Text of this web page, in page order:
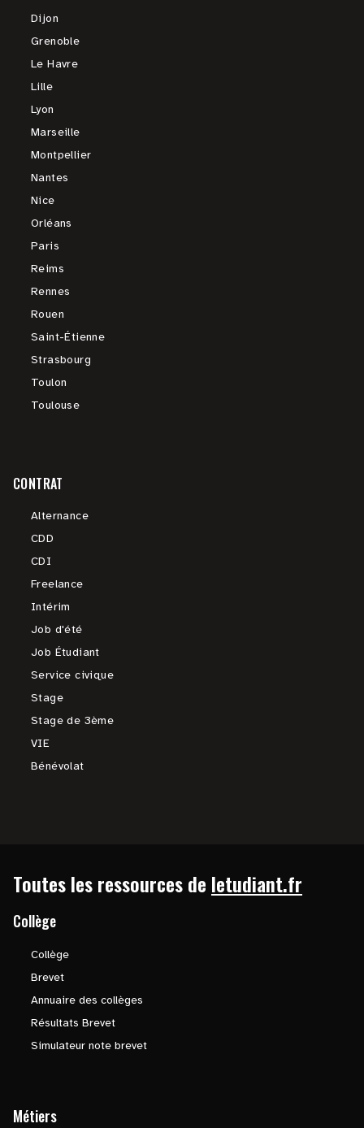
Dijon
Grenoble
Le Havre
Lille
Lyon
Marseille
Montpellier
Nantes
Nice
Orléans
Paris
Reims
Rennes
Rouen
Saint-Étienne
Strasbourg
Toulon
Toulouse
CONTRAT
Alternance
CDD
CDI
Freelance
Intérim
Job d'été
Job Étudiant
Service civique
Stage
Stage de 3ème
VIE
Bénévolat
Toutes les ressources de letudiant.fr
Collège
Collège
Brevet
Annuaire des collèges
Résultats Brevet
Simulateur note brevet
Métiers